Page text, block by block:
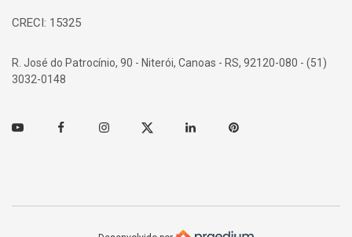
CRECI: 15325
R. José do Patrocínio, 90 - Niterói, Canoas - RS, 92120-080 - (51)
3032-0148
Youtube FacebookInstagramTwitter Linkedin Pinterest